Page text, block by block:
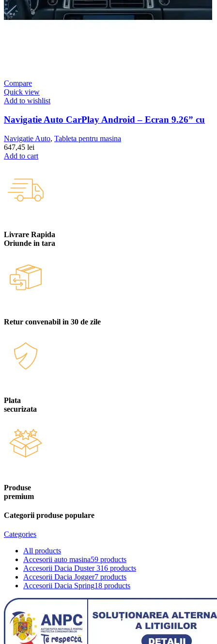
Compare
Quick view
Add to wishlist
Navigatie Auto CarPlay Android – Ecran 9.26” cu
Navigatie Auto, Tableta pentru masina
647,45 lei
Add to cart
Livrare Rapida
Oriunde in tara
Retur convenabil in 30 de zile
Plata
securizata
Produse
premium
Categorii produse populare
Categories
All products
Accesorii auto masina59 products
Accesorii Dacia Duster 316 products
Accesorii Dacia Jogger7 products
Accesorii Dacia Spring18 products